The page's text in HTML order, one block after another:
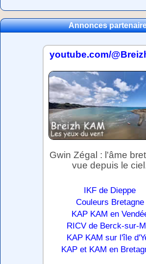
Annonces
youtube.com/
Gwin Zégal : l'âme
vue depuis le
IKF de Dieppe
Couleurs Bretagne
KAP KAM en
RICV de Berck-sur-
KAP KAM sur l'île
KAP et KAM en